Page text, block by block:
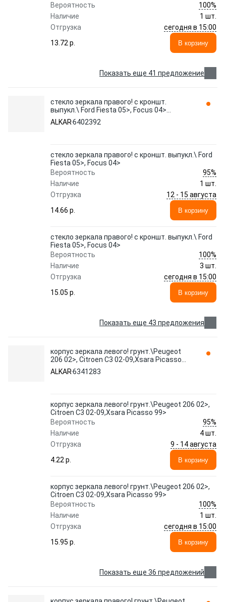
Вероятность
100%
Наличие
1 шт.
Отгрузка
сегодня в 15:00
13.72 p.
В корзину
Показать еще 41 предложение
стекло зеркала правого! с кроншт.
выпукл.\ Ford Fiesta 05>, Focus 04>
6402392 ALKAR
ALKAR6402392
стекло зеркала правого! с кроншт. выпукл.\ Ford
Fiesta 05>, Focus 04>
Вероятность
95%
Наличие
1 шт.
Отгрузка
12 - 15 августа
14.66 p.
В корзину
стекло зеркала правого! с кроншт. выпукл.\ Ford
Fiesta 05>, Focus 04>
Вероятность
100%
Наличие
3 шт.
Отгрузка
сегодня в 15:00
15.05 p.
В корзину
Показать еще 43 предложения
корпус зеркала левого! грунт.\Peugeot
206 02>, Citroen C3 02-09,Xsara Picasso
99> 6341283 ALKAR
ALKAR6341283
корпус зеркала левого! грунт.\Peugeot 206 02>,
Citroen C3 02-09,Xsara Picasso 99>
Вероятность
95%
Наличие
4 шт.
Отгрузка
9 - 14 августа
4.22 p.
В корзину
корпус зеркала левого! грунт.\Peugeot 206 02>,
Citroen C3 02-09,Xsara Picasso 99>
Вероятность
100%
Наличие
1 шт.
Отгрузка
сегодня в 15:00
15.95 p.
В корзину
Показать еще 36 предложений